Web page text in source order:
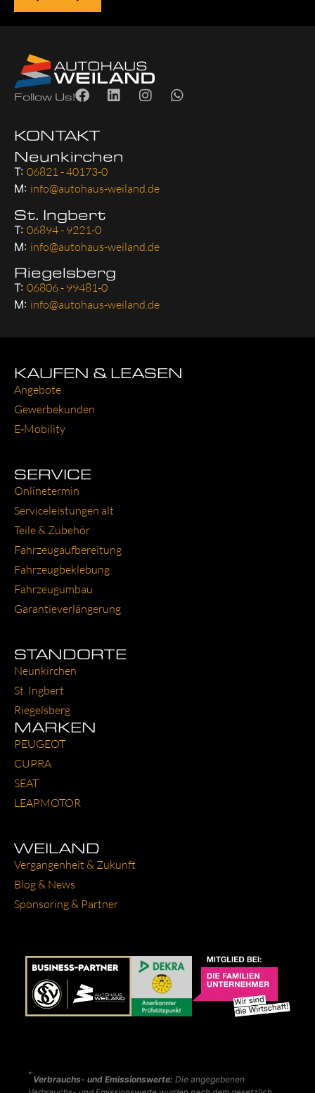
Follow Us!
KONTAKT
Neunkirchen
T: 06821 - 40173-0
M: info@autohaus-weiland.de
St. Ingbert
T: 06894 - 9221-0
M: info@autohaus-weiland.de
Riegelsberg
T: 06806 - 99481-0
M: info@autohaus-weiland.de
KAUFEN & LEASEN
Ange­bo­te
Gewer­be­kun­den
E‑Mobility
SERVICE
Online­ter­min
Ser­vice­leis­tun­gen alt
Tei­le & Zube­hör
Fahr­zeug­auf­be­rei­tung
Fahr­zeug­be­kle­bung
Fahr­zeug­um­bau
Garantie­verlängerung
STANDORTE
Neun­kir­chen
St. Ing­bert
Rie­gels­berg
MARKEN
PEU­GEOT
CUP­RA
SEAT
LEAP­MO­TOR
WEILAND
Ver­gan­gen­heit & Zukunft
Blog & News
Spon­so­ring & Part­ner
*
Verbrauchs- und Emissionswerte: Die angegebenen